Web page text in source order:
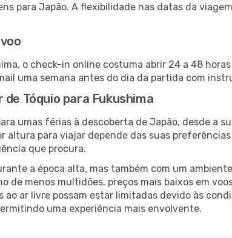
para Japão. A flexibilidade nas datas da
o check-in online costuma abrir 24 a 48
uma semana antes do dia da partida com
Tóquio para Fukushima
umas férias à descoberta de Japão, desde a
altura para viajar depende das suas
que procura.
a época alta, mas também com um
de menos multidões, preços mais baixos em
ao ar livre possam estar limitadas devido às
uma experiência mais envolvente.